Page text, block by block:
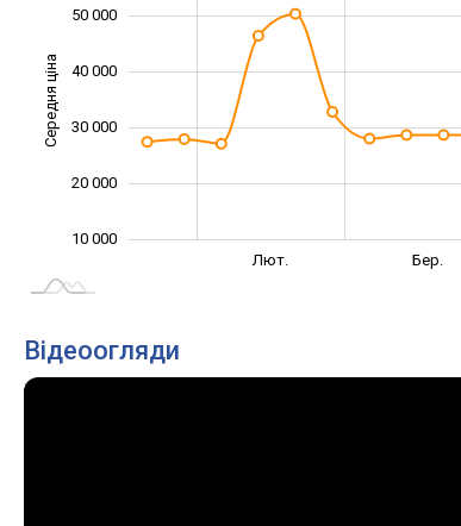
Середня ціна
10 000
20 000
30 000
40 000
50 000
Лют. Бер.
Відеоогляди